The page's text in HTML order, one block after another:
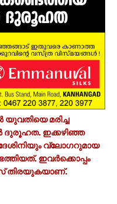
യുവതിയെ മരിച്ച
ദുരൂഹത. ഇക്കഴിഞ്ഞ
വ്ലോഗറുമായ
ഇവർക്കൊപ്പം
തിരയുകയാണ്.